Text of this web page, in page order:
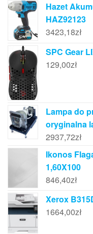
Hazet
HAZ92123
3423,18zł
SPC Gear
129,00zł
Lampa do
oryginalna
2937,72zł
Ikonos
1,60X100
846,40zł
Xerox
1664,00zł